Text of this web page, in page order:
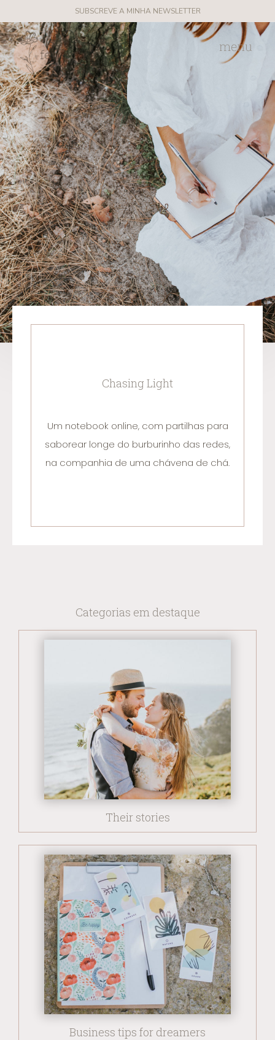
SUBSCREVE A MINHA NEWSLETTER
Chasing Light
Um notebook online, com partilhas para
saborear longe do burburinho das redes,
na companhia de uma chávena de chá.
Categorias em destaque
Their stories
Business tips for dreamers